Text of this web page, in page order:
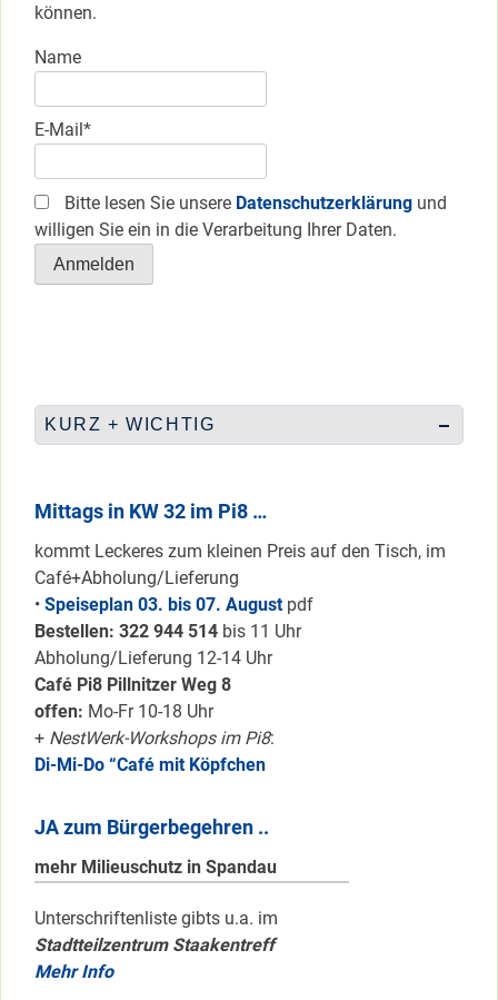
können.
Name
E-Mail*
Bitte lesen Sie unsere Datenschutzerklärung und
willigen Sie ein in die Verarbeitung Ihrer Daten.
KURZ + WICHTIG
Mittags in KW 32 im Pi8 …
kommt Leckeres zum kleinen Preis auf den Tisch, im
Café+Abholung/Lieferung
• Speiseplan 03. bis 07. August pdf
Bestellen: 322 944 514 bis 11 Uhr
Abholung/Lieferung 12-14 Uhr
Café Pi8 Pillnitzer Weg 8
offen: Mo-Fr 10-18 Uhr
+ NestWerk-Workshops im Pi8:
Di-Mi-Do “Café mit Köpfchen
JA zum Bürgerbegehren ..
mehr Milieuschutz in Spandau
Unterschriftenliste gibts u.a. im
Stadtteilzentrum Staakentreff
Mehr Info